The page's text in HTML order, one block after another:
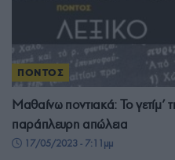
ΠΟΝΤΟΣ
Μαθαίνω ποντιακά: Το γετίμ’
παράπλευρη απώλεια
17/05/2023 - 7:11μμ